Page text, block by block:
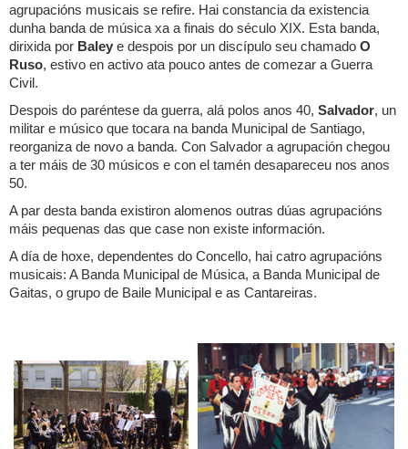
agrupacións musicais se refire. Hai constancia da existencia
dunha banda de música xa a finais do século XIX. Esta banda,
dirixida por Baley e despois por un discípulo seu chamado O
Ruso, estivo en activo ata pouco antes de comezar a Guerra
Civil.
Despois do paréntese da guerra, alá polos anos 40, Salvador, un
militar e músico que tocara na banda Municipal de Santiago,
reorganiza de novo a banda. Con Salvador a agrupación chegou
a ter máis de 30 músicos e con el tamén desapareceu nos anos
50.
A par desta banda existiron alomenos outras dúas agrupacións
máis pequenas das que case non existe información.
A día de hoxe, dependentes do Concello, hai catro agrupacións
musicais: A Banda Municipal de Música, a Banda Municipal de
Gaitas, o grupo de Baile Municipal e as Cantareiras.